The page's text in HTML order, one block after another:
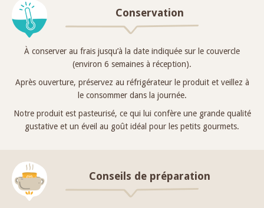
Conservation
À conserver au frais jusqu’à la date indiquée sur le couvercle
(environ 6 semaines à réception).
Après ouverture, préservez au réfrigérateur le produit et veillez à
le consommer dans la journée.
Notre produit est pasteurisé, ce qui lui confère une grande qualité
gustative et un éveil au goût idéal pour les petits gourmets.
Conseils de préparation